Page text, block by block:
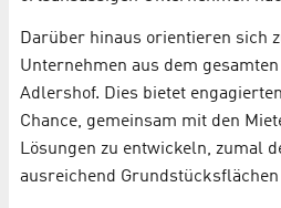
Darüber hinaus orientieren sich
Unternehmen aus dem
Adlershof. Dies bietet
Chance, gemeinsam mit den
Lösungen zu entwickeln, zumal
ausreichend Grundstücksflächen